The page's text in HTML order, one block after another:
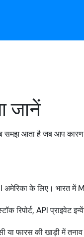
जानें
आता है जब आप कारण
के लिए। भारत में
API प्राइवेट
सी या फारस की खाड़ी